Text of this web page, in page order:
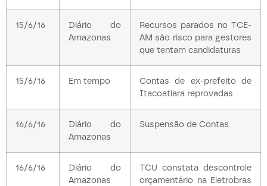
15/6/16
Diário do
Amazonas
Recursos parados no TCE-
AM são risco para gestores
que tentam candidaturas
15/6/16 Em tempo
Contas de ex-prefeito de
Itacoatiara reprovadas
16/6/16
Diário do
Amazonas
Suspensão de Contas
16/6/16
Diário do
Amazonas
TCU constata descontrole
orçamentário na Eletrobras